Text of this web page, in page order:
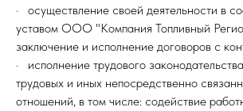
· осуществление своей деятельности в
уставом ООО "Компания Топливный
заключение и исполнение договоров с
· исполнение трудового
трудовых и иных непосредственно
отношений, в том числе: содействие